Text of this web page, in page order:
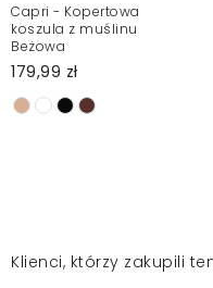
Capri - Kopertowa
koszula z muślinu
Beżowa
179,99 zł
Klienci, którzy zakupili